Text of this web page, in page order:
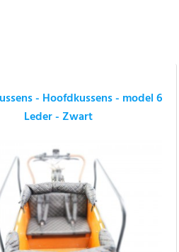
- Hoofdkussens - model 6
Leder - Zwart